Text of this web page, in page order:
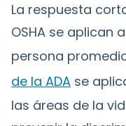
La respuesta
OSHA se aplican
persona
de la ADA se
las áreas de la